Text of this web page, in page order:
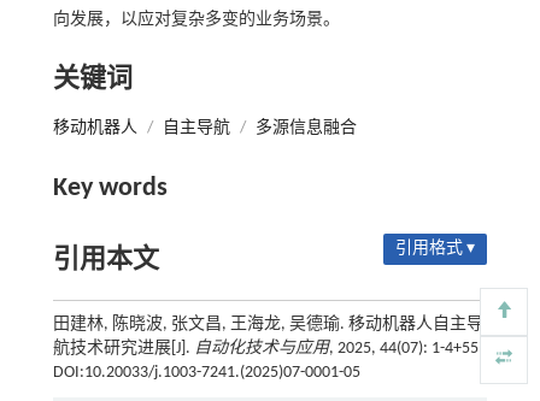
向发展，以应对复杂多变的业务场景。
关键词
移动机器人 / 自主导航 / 多源信息融合
Key words
引用本文 引用格式 ▾
田建林, 陈晓波, 张文昌, 王海龙, 吴德瑜. 移动机器人自主导
航技术研究进展[J]. 自动化技术与应用, 2025, 44(07): 1-4+55
DOI:10.20033/j.1003-7241.(2025)07-0001-05